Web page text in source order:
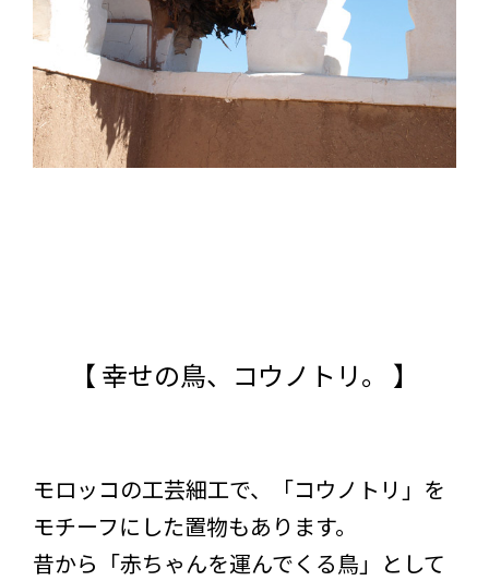
【 幸せの鳥、コウノトリ。 】
モロッコの工芸細工で、「コウノトリ」を
モチーフにした置物もあります。
昔から「赤ちゃんを運んでくる鳥」として